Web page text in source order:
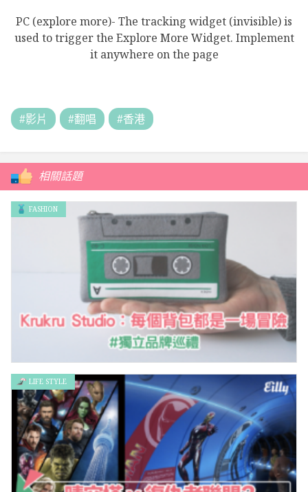
PC (explore more)- The tracking widget (invisible) is
used to trigger the Explore More Widget. Implement
it anywhere on the page
#影片 #翻唱 #香港
相關話題
【獨立品牌巡禮】Krukru Studio：每個背包都是一場冒險
FASHION
LIFE STYLE